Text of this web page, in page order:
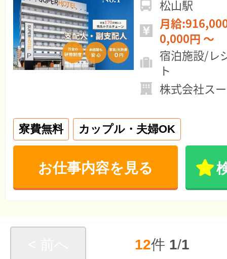
松山駅
月給:916,000円 ～
0,000円 ～
宿泊施設/レ
ト
株式会社ス
寮費無料 カップル・夫婦OK
お仕事内容を見る
12件 1/1